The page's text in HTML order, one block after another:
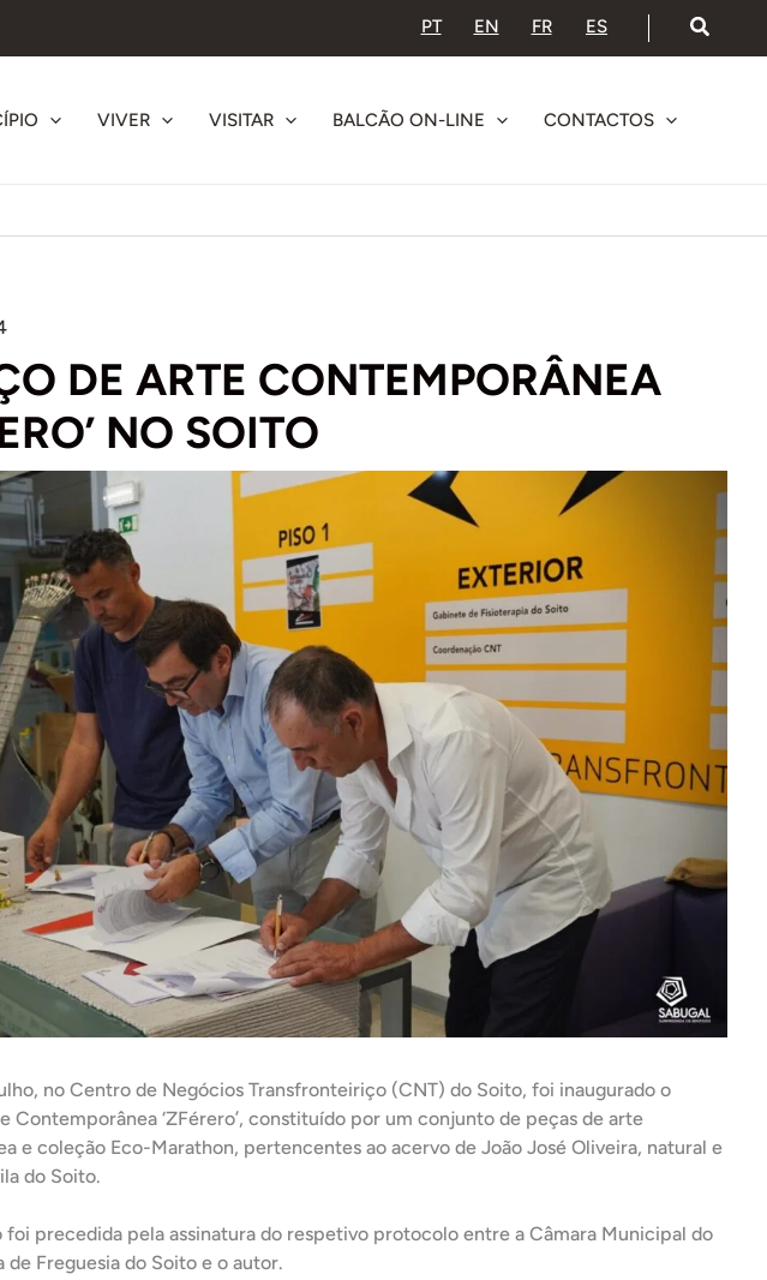
PT EN FR ES
VIVER VISITAR BALCÃO ON-LINE CONTACTOS
DE ARTE CONTEMPORÂNEA
NO SOITO
no Centro de Negócios Transfronteiriço (CNT) do Soito, foi inaugurado o
Contemporânea ‘ZFérero’, constituído por um conjunto de peças de arte
e coleção Eco-Marathon, pertencentes ao acervo de João José Oliveira, natural e
do Soito.
foi precedida pela assinatura do respetivo protocolo entre a Câmara Municipal do
de Freguesia do Soito e o autor.